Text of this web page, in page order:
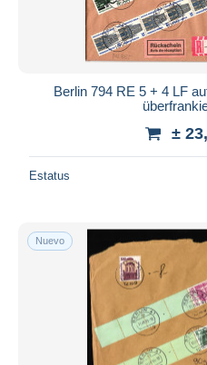
Berlin 794 RE 5 + 4 LF
±
Estatus
Nuevo